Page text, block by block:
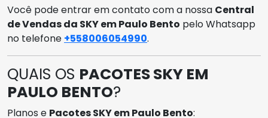
Você pode entrar em contato com a nossa Central
de Vendas da SKY em Paulo Bento pelo Whatsapp
no telefone +558006054990.
QUAIS OS PACOTES SKY EM
PAULO BENTO?
Planos e Pacotes SKY em Paulo Bento: